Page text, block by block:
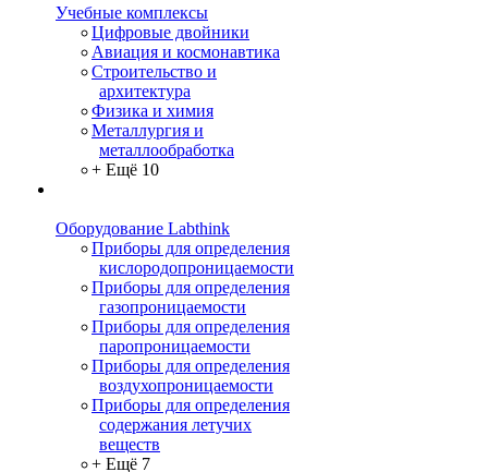
Учебные комплексы
Цифровые двойники
Авиация и космонавтика
Строительство и
архитектура
Физика и химия
Металлургия и
металлообработка
+ Ещё 10
Оборудование Labthink
Приборы для определения
кислородопроницаемости
Приборы для определения
газопроницаемости
Приборы для определения
паропроницаемости
Приборы для определения
воздухопроницаемости
Приборы для определения
содержания летучих
веществ
+ Ещё 7